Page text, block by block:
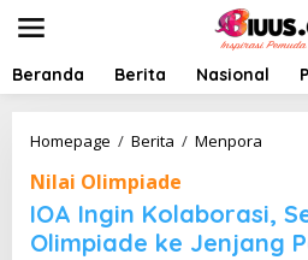
t
Beranda Berita Nasional
Homepage / Berita / Menpora
n
g
Nilai Olimpiade
IOA Ingin Kolaborasi,
Olimpiade ke Jenjang